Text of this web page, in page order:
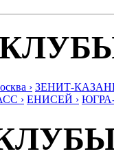
› ЗЕНИТ-
› ЕНИСЕЙ ›